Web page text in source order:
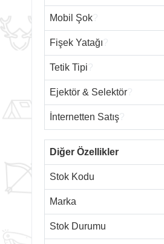
Mobil Şok
Fişek Yatağı
Tetik Tipi
Ejektör & Selektör
İnternetten Satış
Diğer Özellikler
Stok Kodu
Marka
Stok Durumu